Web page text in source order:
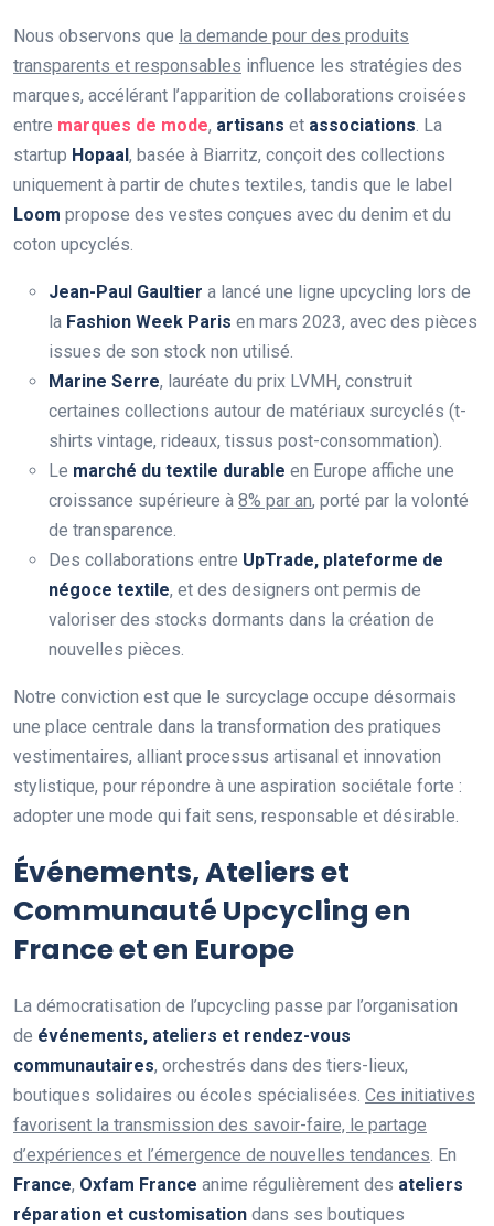
Nous observons que la demande pour des produits
transparents et responsables influence les stratégies des
marques, accélérant l’apparition de collaborations croisées
entre marques de mode, artisans et associations . La
startup Hopaal, basée à Biarritz, conçoit des collections
uniquement à partir de chutes textiles, tandis que le label
Loom propose des vestes conçues avec du denim et du
coton upcyclés.
Jean-Paul Gaultier a lancé une ligne upcycling lors de
la Fashion Week Paris en mars 2023, avec des pièces
issues de son stock non utilisé.
Marine Serre, lauréate du prix LVMH, construit
certaines collections autour de matériaux surcyclés (t-
shirts vintage, rideaux, tissus post-consommation).
Le marché du textile durable en Europe affiche une
croissance supérieure à 8% par an, porté par la volonté
de transparence.
Des collaborations entre UpTrade, plateforme de
négoce textile, et des designers ont permis de
valoriser des stocks dormants dans la création de
nouvelles pièces.
Notre conviction est que le surcyclage occupe désormais
une place centrale dans la transformation des pratiques
vestimentaires, alliant processus artisanal et innovation
stylistique, pour répondre à une aspiration sociétale forte :
adopter une mode qui fait sens, responsable et désirable.
Événements, Ateliers et
Communauté Upcycling en
France et en Europe
La démocratisation de l’upcycling passe par l’organisation
de événements, ateliers et rendez-vous
communautaires, orchestrés dans des tiers-lieux,
boutiques solidaires ou écoles spécialisées. Ces initiatives
favorisent la transmission des savoir-faire, le partage
d’expériences et l’émergence de nouvelles tendances . En
France, Oxfam France anime régulièrement des ateliers
réparation et customisation dans ses boutiques